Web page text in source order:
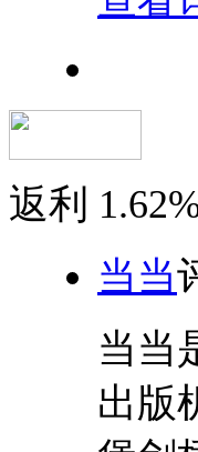
返利
当当
当当
出版